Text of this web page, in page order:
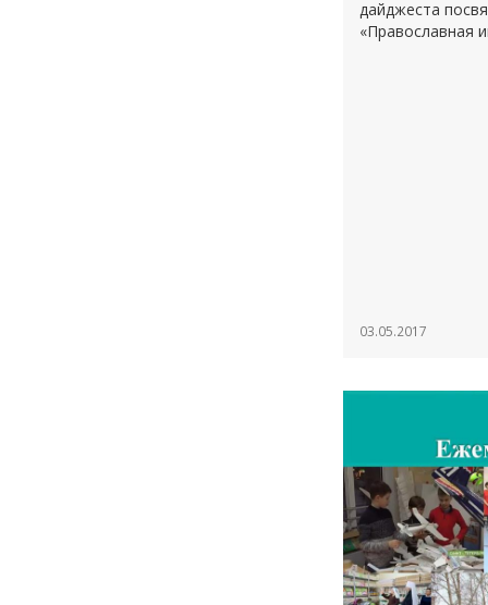
дайджеста
«Православная
03.05.2017